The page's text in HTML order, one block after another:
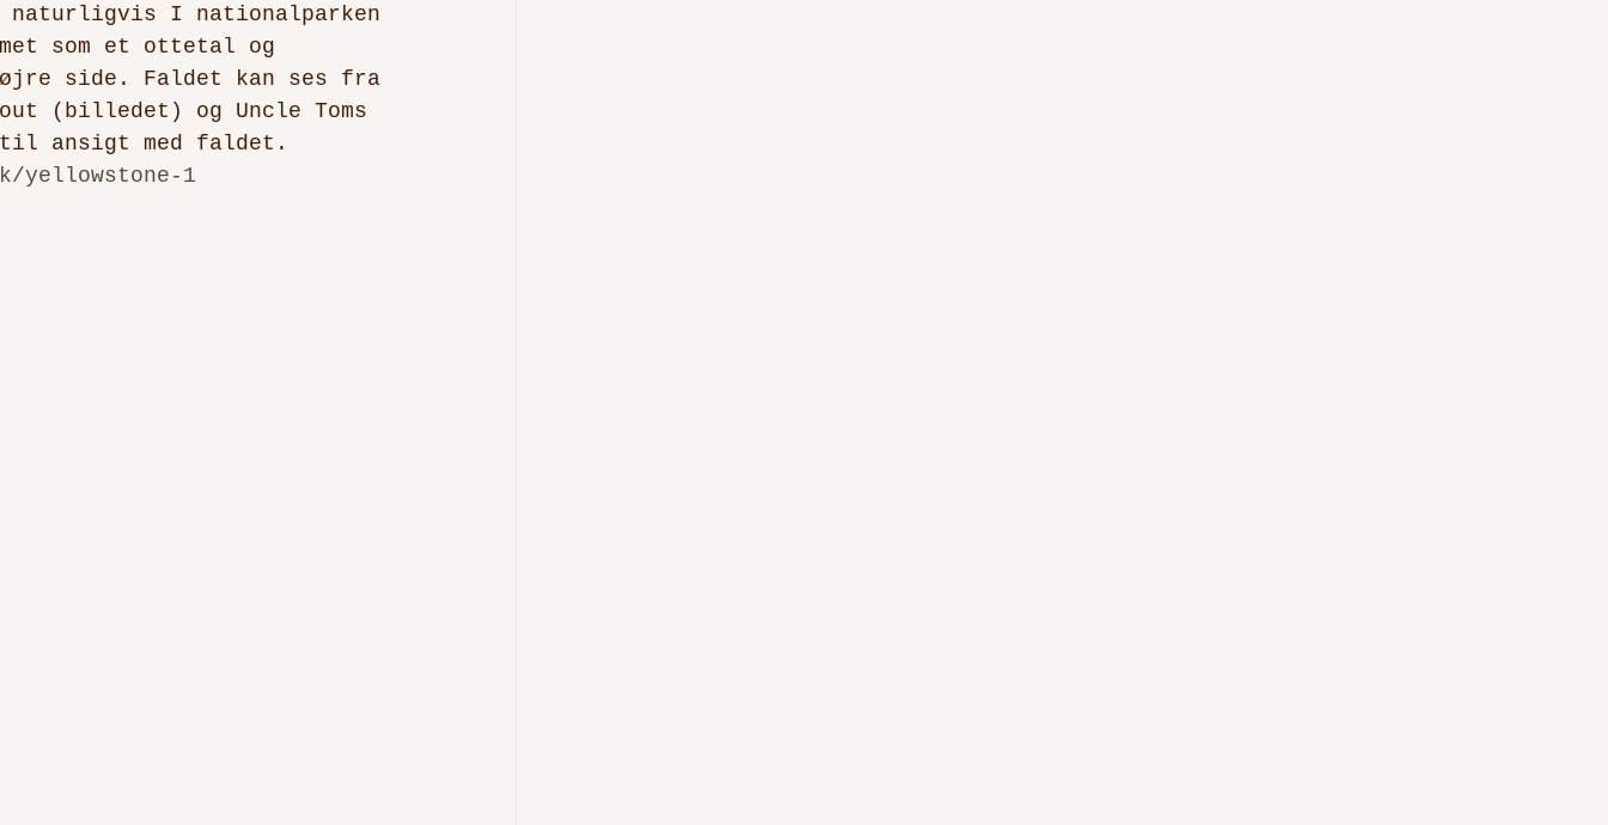
naturligvis I nationalparken
som et ottetal og
side. Faldet kan ses fra
(billedet) og Uncle Toms
til ansigt med faldet.
yellowstone-1